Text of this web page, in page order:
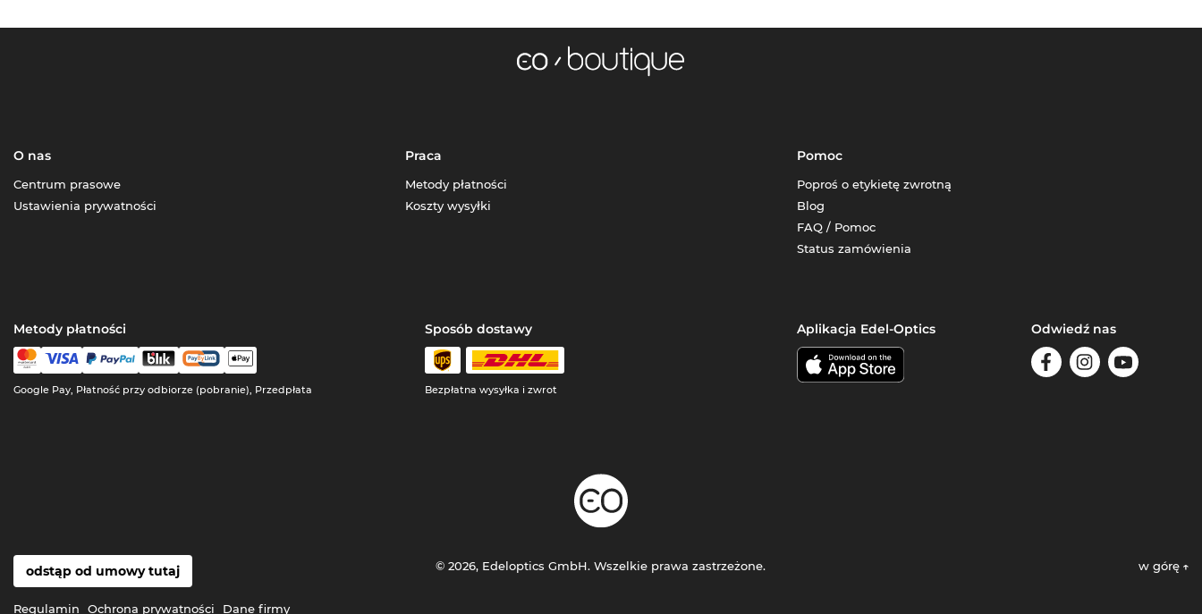
O nas
Centrum prasowe
Ustawienia prywatności
Praca
Metody płatności
Koszty wysyłki
Pomoc
Poproś o etykietę zwrotną
Blog
FAQ / Pomoc
Status zamówienia
Metody płatności
Google Pay, Płatność przy odbiorze (pobranie), Przedpłata
Sposób dostawy
Bezpłatna wysyłka i zwrot
Aplikacja Edel-Optics Odwiedź nas
odstąp od umowy tutaj
Regulamin Ochrona prywatności Dane firmy
© 2026, Edeloptics GmbH. Wszelkie prawa zastrzeżone. w górę